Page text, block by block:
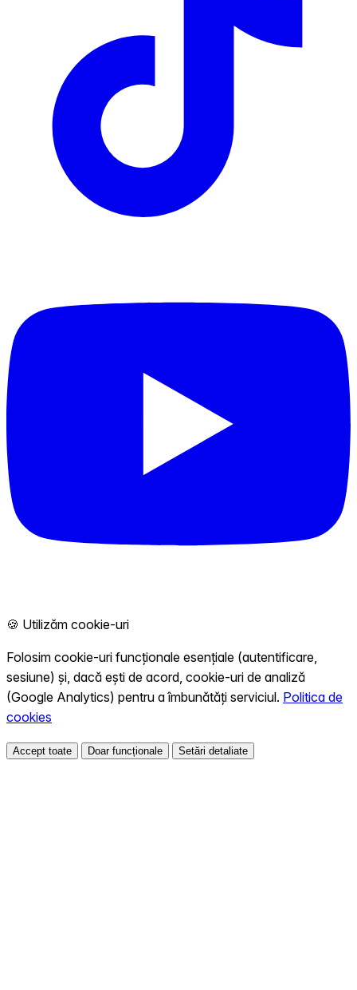
🍪 Utilizăm cookie-uri
Folosim cookie-uri funcționale esențiale (autentificare,
sesiune) și, dacă ești de acord, cookie-uri de analiză
(Google Analytics) pentru a îmbunătăți serviciul. Politica de
cookies
Accept toate Doar funcționale Setări detaliate